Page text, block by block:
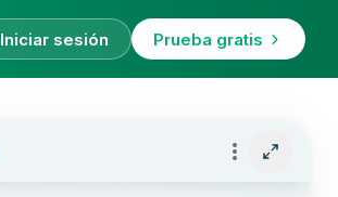
Iniciar sesión Prueba gratis